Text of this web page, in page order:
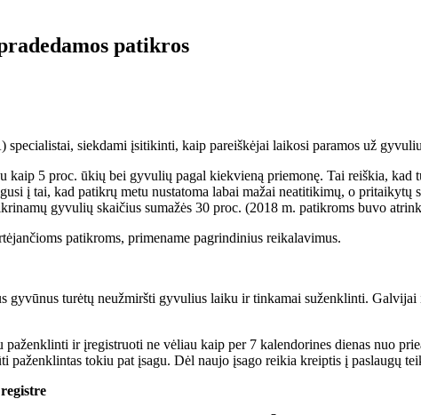
patikros
siekdami įsitikinti, kaip pareiškėjai laikosi paramos už
kaip 5 proc. ūkių bei gyvulių pagal kiekvieną priemonę. Tai reiškia,
į tai, kad patikrų metu nustatoma labai mažai neatitikimų, o pritaikytų
gyvulių skaičius sumažės 30 proc. (2018 m. patikroms buvo
patikroms, primename pagrindinius reikalavimus.
gyvūnus turėtų neužmiršti gyvulius laiku ir tinkamai suženklinti.
ir įregistruoti ne vėliau kaip per 7 kalendorines dienas nuo
paženklintas tokiu pat įsagu. Dėl naujo įsago reikia kreiptis į paslaugų